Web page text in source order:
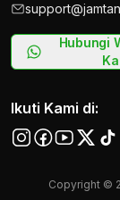
Hubungi
Ikuti Kami di:
Copyright ©